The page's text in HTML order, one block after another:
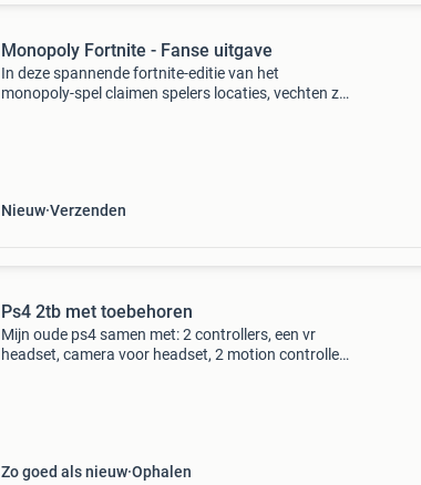
Monopoly Fortnite - Fanse uitgave
In deze spannende fortnite-editie van het
monopoly-spel claimen spelers locaties, vechten ze
Nieuw Verzenden
Ps4 2tb met toebehoren
Mijn oude ps4 samen met: 2 controllers, een vr
headset, camera voor headset, 2 motion controllers
Zo goed als nieuw Ophalen